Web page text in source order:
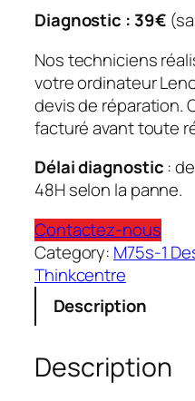
Diagnostic : 39€
Nos techniciens
votre ordinateur
devis de réparation.
facturé avant toute
Délai diagnostic :
48H selon la panne.
Contactez-nous
Category: M75s-1
Thinkcentre
Description
Description